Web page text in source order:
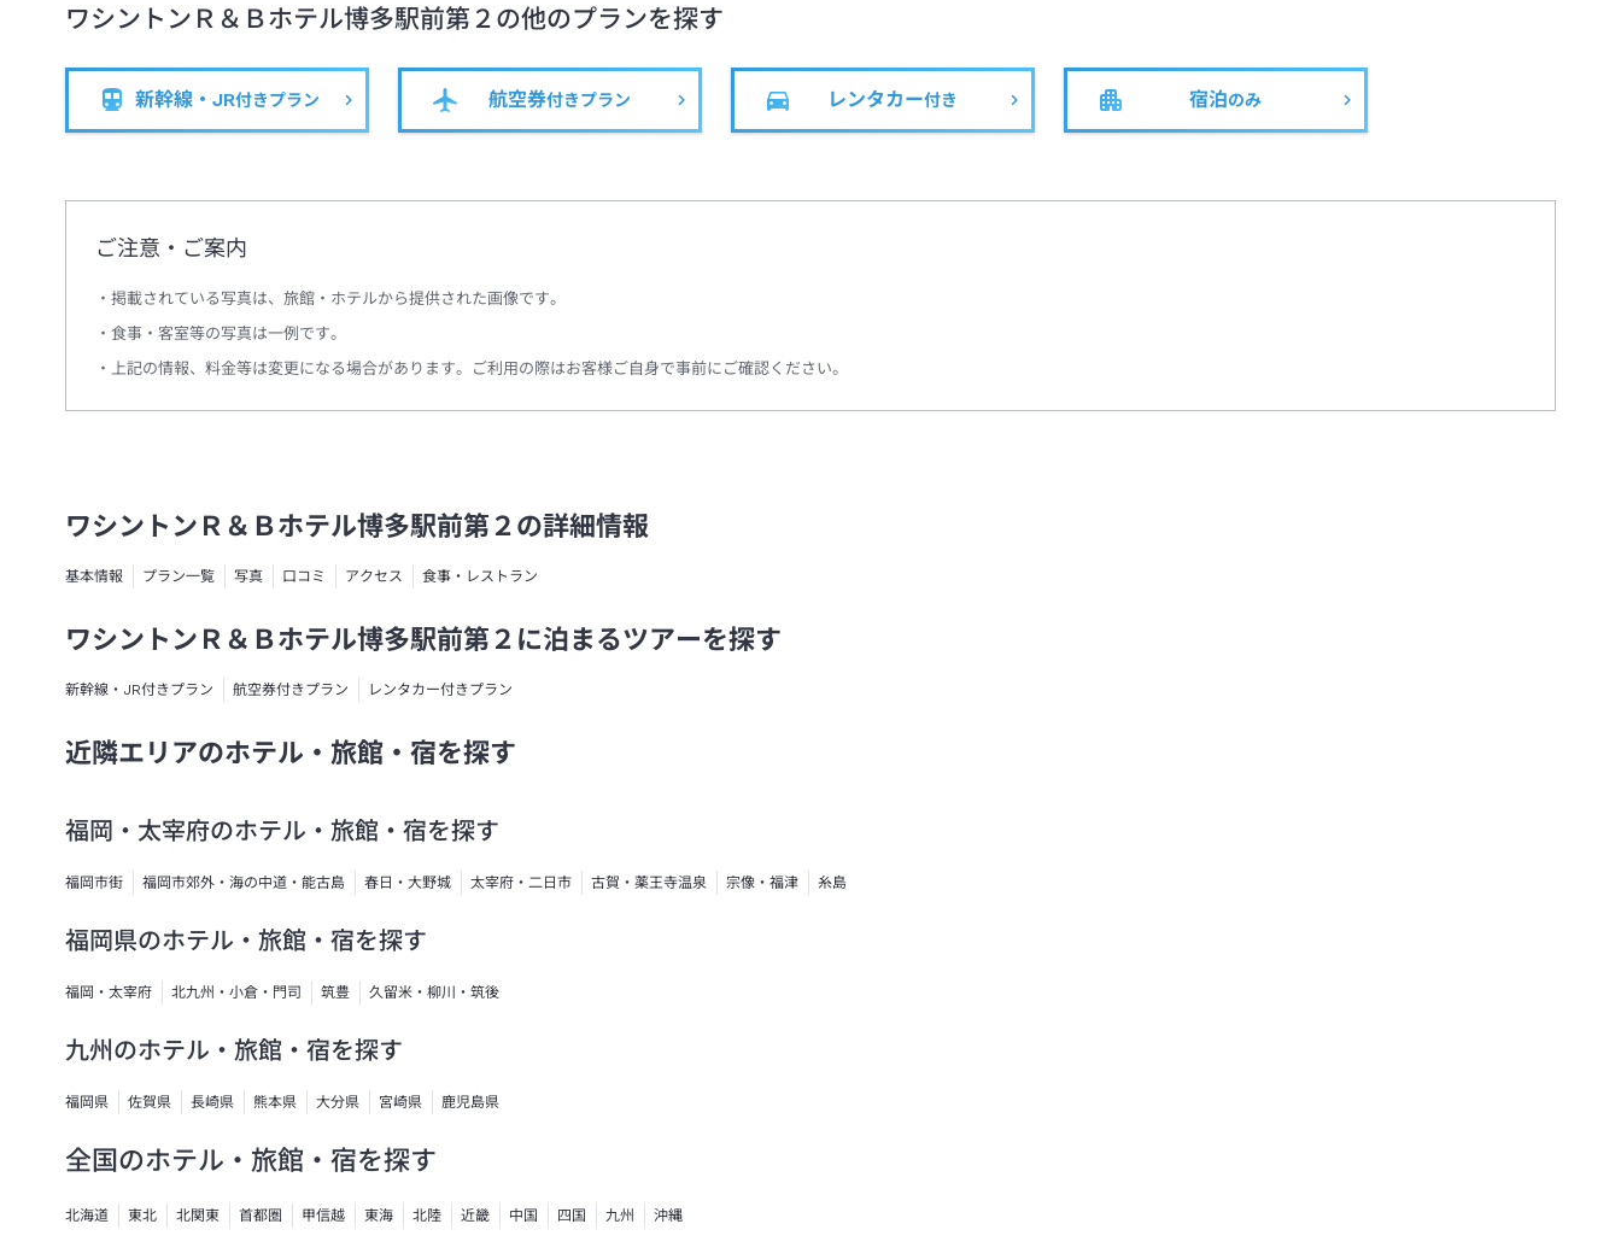
ワシントンＲ＆Ｂホテル博多駅前第２ の他のプランを探す
新幹線・JR付きプラン 航空券付きプラン レンタカー付き 宿泊のみ
ご注意・ご案内
掲載されている写真は、旅館・ホテルから提供された画像です。
食事・客室等の写真は一例です。
上記の情報、料金等は変更になる場合があります。ご利用の際はお客様ご自身で事前にご確認ください。
ワシントンＲ＆Ｂホテル博多駅前第２の詳細情報
基本情報 プラン一覧 写真 口コミ アクセス 食事・レストラン
ワシントンＲ＆Ｂホテル博多駅前第２に泊まるツアーを探す
新幹線・JR付きプラン 航空券付きプラン レンタカー付きプラン
近隣エリアのホテル・旅館・宿を探す
福岡・太宰府のホテル・旅館・宿を探す
福岡市街 福岡市郊外・海の中道・能古島 春日・大野城 太宰府・二日市 古賀・薬王寺温泉 宗像・福津 糸島
福岡県のホテル・旅館・宿を探す
福岡・太宰府 北九州・小倉・門司 筑豊 久留米・柳川・筑後
九州のホテル・旅館・宿を探す
福岡県 佐賀県 長崎県 熊本県 大分県 宮崎県 鹿児島県
全国のホテル・旅館・宿を探す
北海道 東北 北関東 首都圏 甲信越 東海 北陸 近畿 中国 四国 九州 沖縄